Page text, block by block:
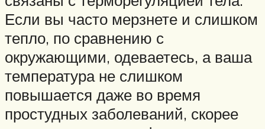
Если вы часто мерзнете и слишком
тепло, по сравнению с
окружающими, одеваетесь, а ваша
температура не слишком
повышается даже во время
простудных заболеваний, скорее